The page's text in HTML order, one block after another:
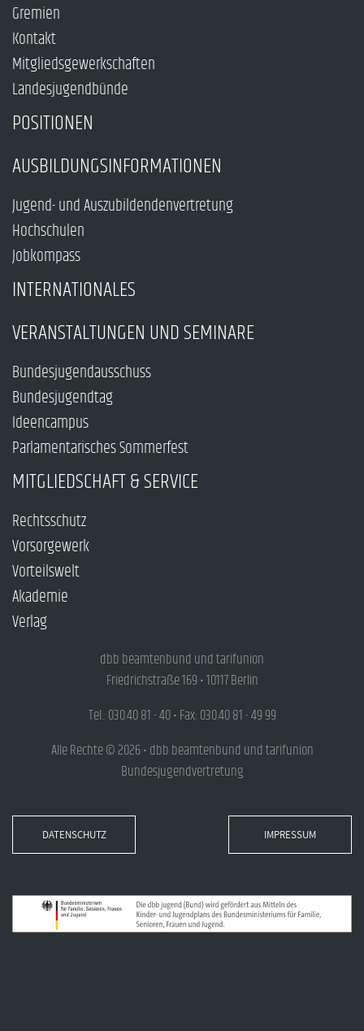
Gremien
Kontakt
Mitgliedsgewerkschaften
Landesjugendbünde
POSITIONEN
AUSBILDUNGSINFORMATIONEN
Jugend- und Auszubildendenvertretung
Hochschulen
Jobkompass
INTERNATIONALES
VERANSTALTUNGEN UND SEMINARE
Bundesjugendausschuss
Bundesjugendtag
Ideencampus
Parlamentarisches Sommerfest
MITGLIEDSCHAFT & SERVICE
Rechtsschutz
Vorsorgewerk
Vorteilswelt
Akademie
Verlag
dbb beamtenbund und tarifunion
Friedrichstraße 169 • 10117 Berlin
Tel.: 030.40 81 - 40 • Fax: 030.40 81 - 49 99
Alle Rechte © 2026 • dbb beamtenbund und tarifunion
Bundesjugendvertretung
DATENSCHUTZ IMPRESSUM